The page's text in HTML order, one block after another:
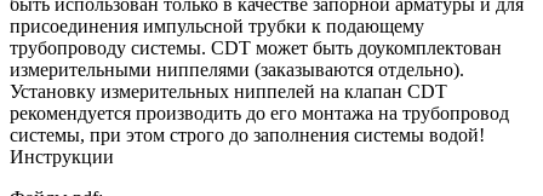
присоединения импульсной трубки к подающему
трубопроводу системы. CDT может быть доукомплектован
измерительными ниппелями (заказываются отдельно).
Установку измерительных ниппелей на клапан CDT
рекомендуется производить до его монтажа на трубопровод
системы, при этом строго до заполнения системы водой!
Инструкции